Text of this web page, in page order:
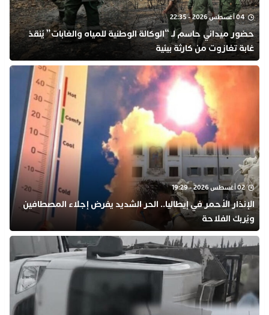
04 أغسطس 2026 - 22:35
​حضور ميداني حاسم لـ “الوكالة الوطنية للمياه والغابات” يُنقذ
غابة تغازوت من كارثة بيئية
02 أغسطس 2026 - 19:29
​الإنذار الأحمر في إيطاليا.. الحر الشديد يفرض إجلاء المصطافين
ويُربك الفلاحة